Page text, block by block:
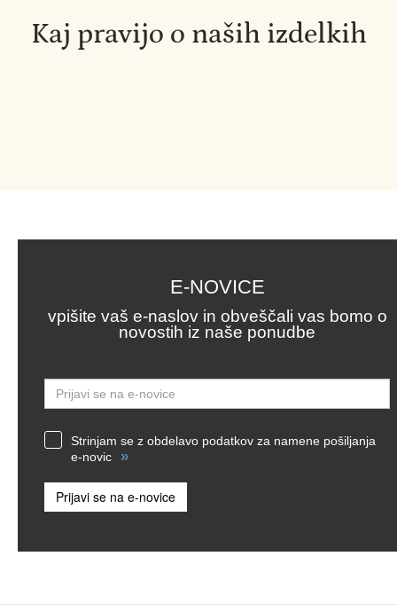
Kaj pravijo o naših izdelkih
E-NOVICE
vpišite vaš e-naslov in obveščali vas bomo o
novostih iz naše ponudbe
Strinjam se z obdelavo podatkov za namene pošiljanja
e-novic
»
Prijavi se na e-novice